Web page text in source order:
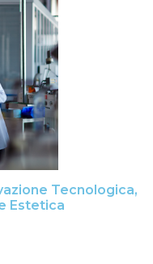
Tecnologica,
Estetica